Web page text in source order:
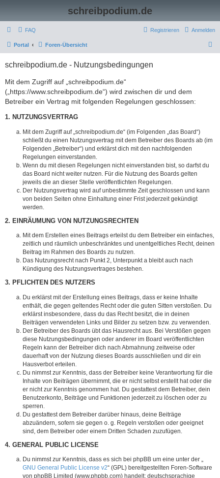
schreibpodium.de
FAQ Anmelden
Registrieren
Portal Foren-Übersicht
schreibpodium.de - Nutzungsbedingungen
Mit dem Zugriff auf „schreibpodium.de“
(„https://www.schreibpodium.de“) wird zwischen dir und dem
Betreiber ein Vertrag mit folgenden Regelungen geschlossen:
1. NUTZUNGSVERTRAG
Mit dem Zugriff auf „schreibpodium.de“ (im Folgenden „das Board“)
schließt du einen Nutzungsvertrag mit dem Betreiber des Boards ab (im
Folgenden „Betreiber“) und erklärst dich mit den nachfolgenden
Regelungen einverstanden.
Wenn du mit diesen Regelungen nicht einverstanden bist, so darfst du
das Board nicht weiter nutzen. Für die Nutzung des Boards gelten
jeweils die an dieser Stelle veröffentlichten Regelungen.
Der Nutzungsvertrag wird auf unbestimmte Zeit geschlossen und kann
von beiden Seiten ohne Einhaltung einer Frist jederzeit gekündigt
werden.
2. EINRÄUMUNG VON NUTZUNGSRECHTEN
Mit dem Erstellen eines Beitrags erteilst du dem Betreiber ein einfaches,
zeitlich und räumlich unbeschränktes und unentgeltliches Recht, deinen
Beitrag im Rahmen des Boards zu nutzen.
Das Nutzungsrecht nach Punkt 2, Unterpunkt a bleibt auch nach
Kündigung des Nutzungsvertrages bestehen.
3. PFLICHTEN DES NUTZERS
Du erklärst mit der Erstellung eines Beitrags, dass er keine Inhalte
enthält, die gegen geltendes Recht oder die guten Sitten verstoßen. Du
erklärst insbesondere, dass du das Recht besitzt, die in deinen
Beiträgen verwendeten Links und Bilder zu setzen bzw. zu verwenden.
Der Betreiber des Boards übt das Hausrecht aus. Bei Verstößen gegen
diese Nutzungsbedingungen oder anderer im Board veröffentlichten
Regeln kann der Betreiber dich nach Abmahnung zeitweise oder
dauerhaft von der Nutzung dieses Boards ausschließen und dir ein
Hausverbot erteilen.
Du nimmst zur Kenntnis, dass der Betreiber keine Verantwortung für die
Inhalte von Beiträgen übernimmt, die er nicht selbst erstellt hat oder die
er nicht zur Kenntnis genommen hat. Du gestattest dem Betreiber, dein
Benutzerkonto, Beiträge und Funktionen jederzeit zu löschen oder zu
sperren.
Du gestattest dem Betreiber darüber hinaus, deine Beiträge
abzuändern, sofern sie gegen o. g. Regeln verstoßen oder geeignet
sind, dem Betreiber oder einem Dritten Schaden zuzufügen.
4. GENERAL PUBLIC LICENSE
Du nimmst zur Kenntnis, dass es sich bei phpBB um eine unter der „
GNU General Public License v2“ (GPL) bereitgestellten Foren-Software
von phpBB Limited (www.phpbb.com) handelt; deutschsprachige